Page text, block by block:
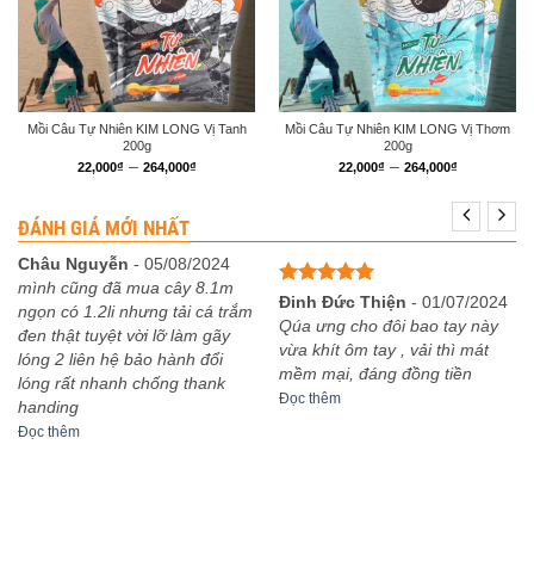
Mồi Câu Tự Nhiên KIM LONG Vị Tanh
200g
22,000₫ – 264,000₫Khoảng
264,000₫
Mồi Câu Tự Nhiên KIM LONG Vị Thơm
200g
22,000₫ – 264,000₫Khoảng
từ
22,000₫
đến
264,000₫
ĐÁNH GIÁ MỚI NHẤT
Châu Nguyễn - 05/08/2024
mình cũng đã mua cây 8.1m
ngọn có 1.2li nhưng tải cá trắm
đen thật tuyệt vời lỡ làm gãy
lóng 2 liên hệ bảo hành đổi
lóng rất nhanh chống thank
handing
Đọc thêm
Được xếp
hạng
sao
Đinh Đức Thiện - 01/07/2024
Qúa ưng cho đôi bao tay này
vừa khít ôm tay , vải thì mát
mềm mại, đáng đồng tiền
Đọc thêm